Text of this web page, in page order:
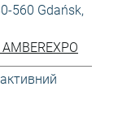
560 Gdańsk,